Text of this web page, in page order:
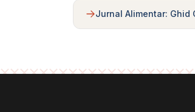
Jurnal Alimentar: Ghid